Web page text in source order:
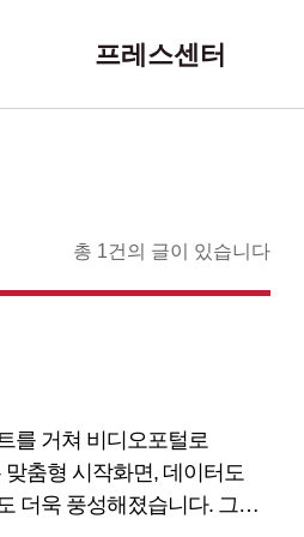
프레스센터
총 1건의 글이 있습니다
를 거쳐 비디오포털로
춤형 시작화면, 데이터도
더욱 풍성해졌습니다. 그럼